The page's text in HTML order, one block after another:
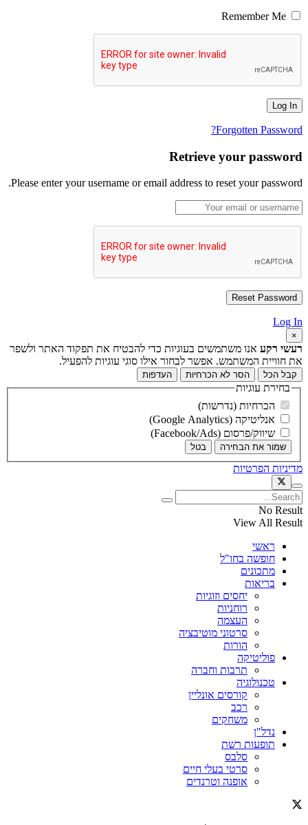
Remember Me
Forgotten Password?
Retrieve your password
Please enter your username or email address to reset your password.
Log In
×
רעשי רקע אנו משתמשים בעוגיות כדי להבטיח את תפקוד האתר ולשפר
את חוויית המשתמש. אפשר לבחור אילו סוגי עוגיות להפעיל.
קבל הכל הסר לא הכרחיות העדפות
בחירת עוגיות
הכרחיות (נדרשות)
אנליטיקה (Google Analytics)
שיווק/פרסום (Facebook/Ads)
שמור את הבחירה בטל
מדיניות הפרטיות
No Result
View All Result
ראשי
חופשה בחו"ל
מתכונים
בריאות
יחסים וזוגיות
רוחניות
העצמה
סרטוני מוטיבציה
הורות
פוליטיקה
תרבות וחברה
טכנולוגיה
קורסים אונליין
רכב
משחקים
נדל"ן
תופעות רשת
סלבס
סרטי בעלי חיים
אופנה וטרנדים